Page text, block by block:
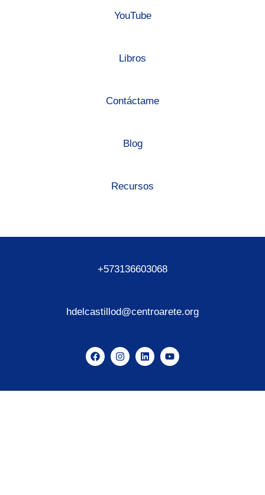
YouTube
Libros
Contáctame
Blog
Recursos
+573136603068
hdelcastillod@centroarete.org